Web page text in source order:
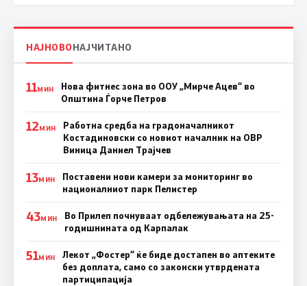
НАЈНОВОНАЈЧИТАНО
11МИН
Нова фитнес зона во ООУ „Мирче Ацев“ во
Општина Ѓорче Петров
12МИН
Работна средба на градоначалникот
Костадиновски со новиот началник на ОВР
Виница Даниел Трајчев
13МИН
Поставени нови камери за мониторинг во
националниот парк Пелистер
43МИН
Во Прилеп почнуваат одбележувањата на 25-
годишнината од Карпалак
51МИН
Лекот „Фостер“ ќе биде достапен во аптеките
без доплата, само со законски утврдената
партиципација